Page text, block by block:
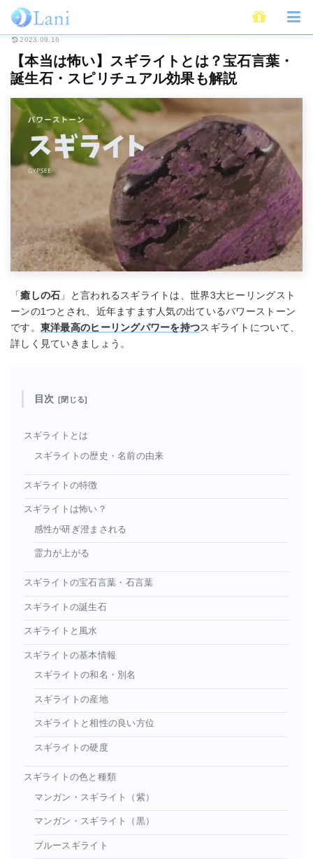
ホーム スピリチュアル 【本当は怖い】スギライトとは
2023.09.16
【本当は怖い】スギライトとは？宝石言葉・
誕生石・スピリチュアル効果も解説
「癒しの石 」と言われるスギライトは、世界3大ヒーリングスト
ーンの1つとされ、近年ますます人気の出ているパワーストーン
です。 東洋最高のヒーリングパワーを持つスギライトについて、
詳しく見ていきましょう。
目次
スギライトとは
スギライトの歴史・名前の由来
スギライトの特徴
スギライトは怖い？
感性が研ぎ澄まされる
霊力が上がる
スギライトの宝石言葉・石言葉
スギライトの誕生石
スギライトと風水
スギライトの基本情報
スギライトの和名・別名
スギライトの産地
スギライトと相性の良い方位
スギライトの硬度
スギライトの色と種類
マンガン・スギライト（紫）
マンガン・スギライト（黒）
ブルースギライト